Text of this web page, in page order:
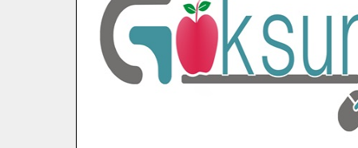
İlçe Jandarma Komutanı Karakaya’dan
Bertiz’in Yeni Köprüsünde Sona Doğru.